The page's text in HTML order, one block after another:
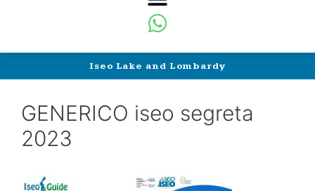
Iseo Lake and Lombardy
GENERICO iseo segreta
2023